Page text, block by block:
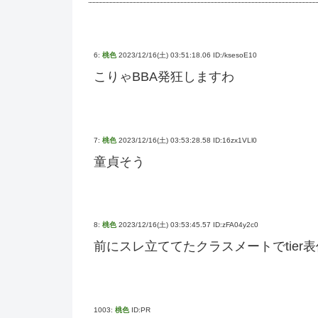
6: 桃色 2023/12/16(土) 03:51:18.06 ID:/ksesoE10
こりゃBBA発狂しますわ
7: 桃色 2023/12/16(土) 03:53:28.58 ID:16zx1VLl0
童貞そう
8: 桃色 2023/12/16(土) 03:53:45.57 ID:zFA04y2c0
前にスレ立ててたクラスメートでtier
1003: 桃色 ID:PR